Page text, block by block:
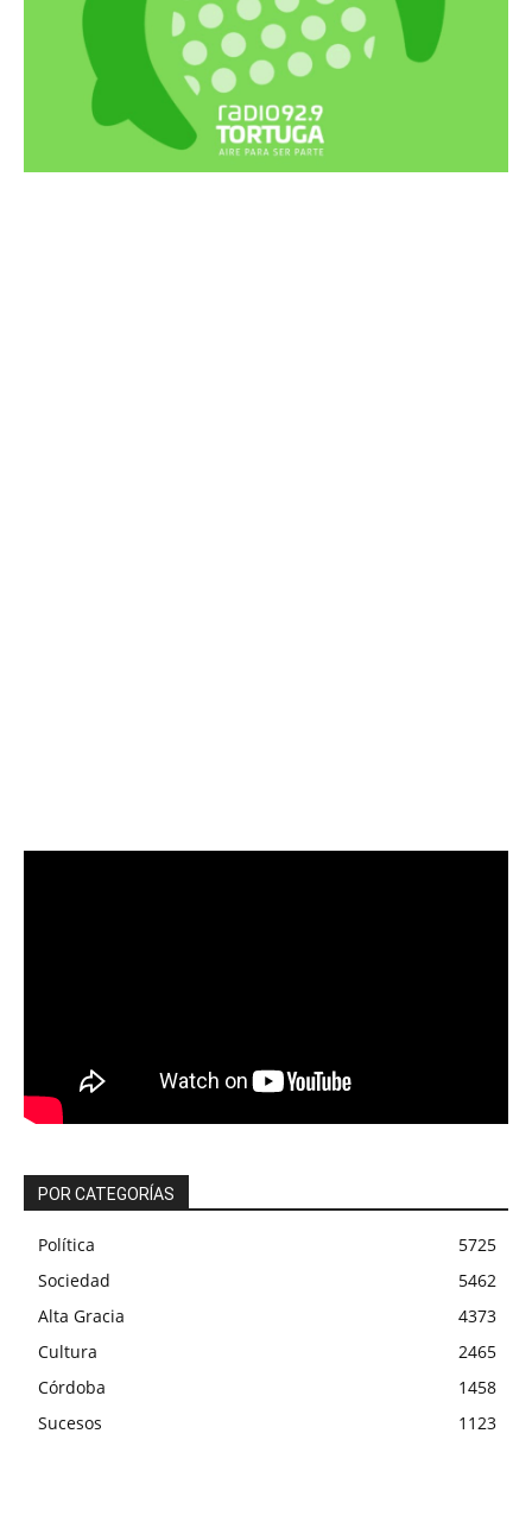
POR CATEGORÍAS
Política
5725
Sociedad
5462
Alta Gracia
4373
Cultura
2465
Córdoba
1458
Sucesos
1123